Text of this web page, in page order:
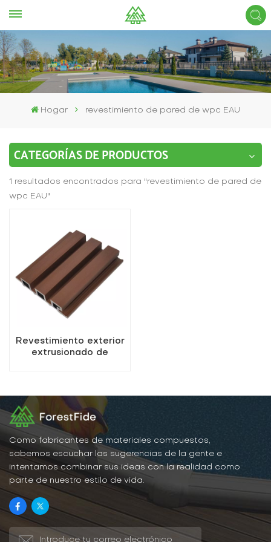
Hogar revestimiento de pared de wpc EAU
CATEGORÍAS DE PRODUCTOS
1 resultados encontrados para "revestimiento de pared de
wpc EAU"
Revestimiento exterior
extrusionado de
Como fabricantes de materiales compuestos,
sabemos escuchar las sugerencias de la gente e
intentamos combinar sus ideas con la realidad como
parte de nuestro estilo de vida.